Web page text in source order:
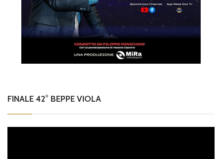
FINALE 42° BEPPE VIOLA